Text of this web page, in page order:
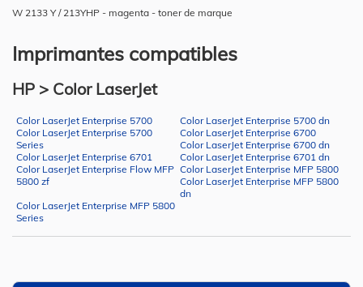
W 2133 Y / 213YHP - magenta - toner de marque
Imprimantes compatibles
HP > Color LaserJet
Color LaserJet Enterprise 5700
Color LaserJet Enterprise 5700 dn
Color LaserJet Enterprise 5700
Series
Color LaserJet Enterprise 6700
Color LaserJet Enterprise 6700 dn
Color LaserJet Enterprise 6701
Color LaserJet Enterprise 6701 dn
Color LaserJet Enterprise Flow MFP
5800 zf
Color LaserJet Enterprise MFP 5800
Color LaserJet Enterprise MFP 5800
dn
Color LaserJet Enterprise MFP 5800
Series